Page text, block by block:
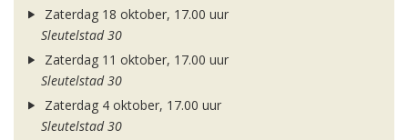
Zaterdag 18 oktober, 17.00 uur
Sleutelstad 30
Zaterdag 11 oktober, 17.00 uur
Sleutelstad 30
Zaterdag 4 oktober, 17.00 uur
Sleutelstad 30